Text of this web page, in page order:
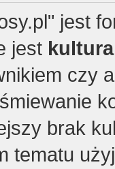
jest
jest
czy
brak
tematu